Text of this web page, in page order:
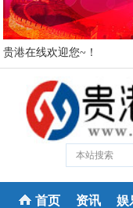
贵港在线欢迎您~！
首页 资讯 娱